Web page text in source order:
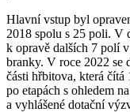
Hlavní vstup byl
2018 spolu s 25 poli. V
k opravě dalších 7 polí
branky. V roce 2022 se
části hřbitova, která
po etapách s ohledem
a vyhlášené dotační